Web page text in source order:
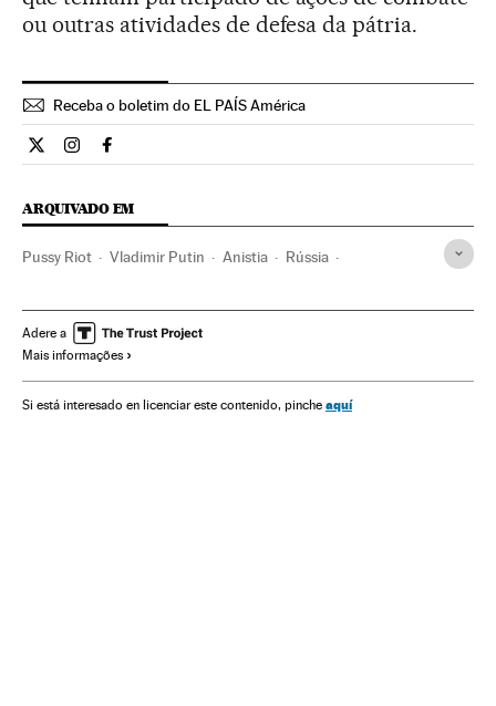
ou outras atividades de defesa da pátria.
Receba o boletim do EL PAÍS América
Internacional El País Brasil en Twitter
Internacional El País Brasil en Instagram
Internacional El País Brasil en Facebook
ARQUIVADO EM
Pussy Riot Vladimir Putin Anistia Rússia
Regime penitenciário Europa
Movimentos sociais
Adere a
Mais informações
Si está interesado en licenciar este contenido, pinche aquí